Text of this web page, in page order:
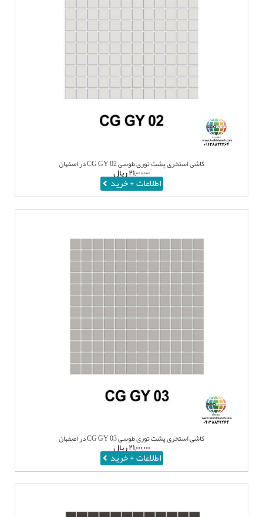
کاشی استخری پشت توری طوسی CG GY 02 در اصفهان
۲۱,۰۰۰,۰۰۰ریال
اطلاعات + خرید
کاشی استخری پشت توری طوسی CG GY 03 در اصفهان
۲۱,۰۰۰,۰۰۰ریال
اطلاعات + خرید